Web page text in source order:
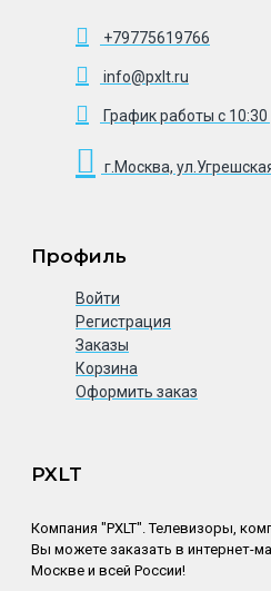
+79775619766
info@pxlt.ru
График работы с
г.Москва,
Профиль
Войти
Регистрация
Заказы
Корзина
Оформить заказ
PXLT
Компания "PXLT". Телевизоры,
Вы можете заказать в интернет-
Москве и всей России!